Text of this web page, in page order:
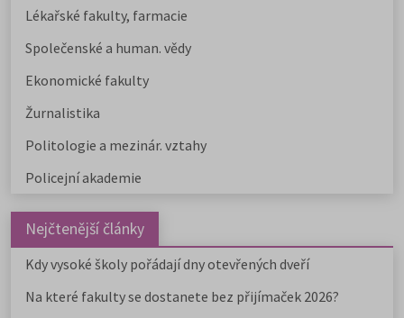
Lékařské fakulty, farmacie
Společenské a human. vědy
Ekonomické fakulty
Žurnalistika
Politologie a mezinár. vztahy
Policejní akademie
Nejčtenější články
Kdy vysoké školy pořádají dny otevřených dveří
Na které fakulty se dostanete bez přijímaček 2026?